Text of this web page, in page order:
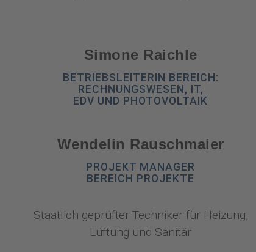
Simone Raichle​
BETRIEBSLEITERIN BEREICH:
RECHNUNGSWESEN, IT,
EDV UND PHOTOVOLTAIK
Wendelin Rauschmaier
PROJEKT MANAGER
BEREICH PROJEKTE
Staatlich geprüfter Techniker für Heizung,
Lüftung und Sanitär